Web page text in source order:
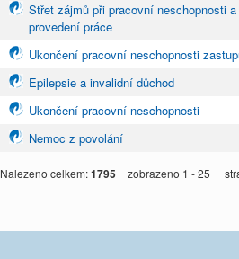
Střet zájmů při pracovní neschopnosti
provedení práce
Ukončení pracovní neschopnosti
Epilepsie a invalidní důchod
Ukončení pracovní neschopnosti
Nemoc z povolání
Nalezeno celkem:1795 zobrazeno 1 - 25